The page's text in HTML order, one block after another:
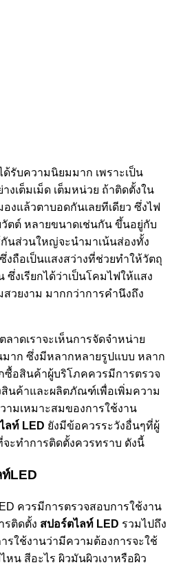
ด้รับความนิยมมาก เพราะเป็น
งเต็มเม็ด เต็มหน่วย ถ้าติดตั้งใน
งแล้วตาบอดกันเลยทีเดียว ซึ่งไฟ
ตต์ หลายขนาดเช่นกัน ขึ้นอยู่กับ
นส่วนใหญ่จะนำมาเน้นส่องทั้ง
ถือเป็นแสงสว่างที่ช่วยทำให้วัตถุ
ซึ่งเรียกได้ว่าเป็นโคมไฟให้แสง
วยงาม มากกว่าการคำนึงถึง
าดเราจะเห็นการจัดจำหน่าย
มาก ซึ่งมีหลากหลายรูปแบบ หลาก
ซื้อสินค้าผู้บริโภคควรมีการตรวจ
สินค้าและผลิตภัณฑ์เพื่อเพิ่มความ
มเหมาะสมของการใช้งาน
ลท์ LED ยังมีข้อควรระวังอื่นๆที่ผู้
ะทำการติดตั้งควรทราบ ดังนี้
LED
ควรมีการตรวจสอบการใช้งาน
รติดตั้ง สปอร์ตไลท์ LED รวมไปถึง
รใช้งานว่ามีความต้องการจะใช้
หน สีอะไร ผิวมันผิวเงาหรือผิว